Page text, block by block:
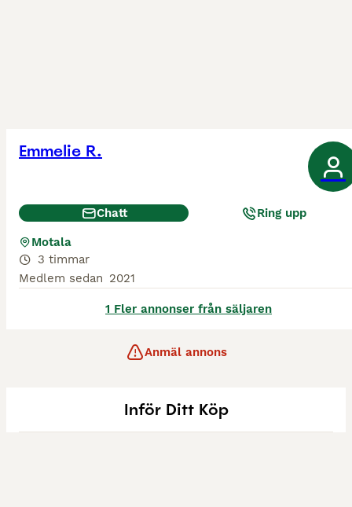
Emmelie R.
Chatt Ring upp
Motala
3 timmar
Medlem sedan 2021
1 Fler annonser från säljaren
Anmäl annons
Inför Ditt Köp